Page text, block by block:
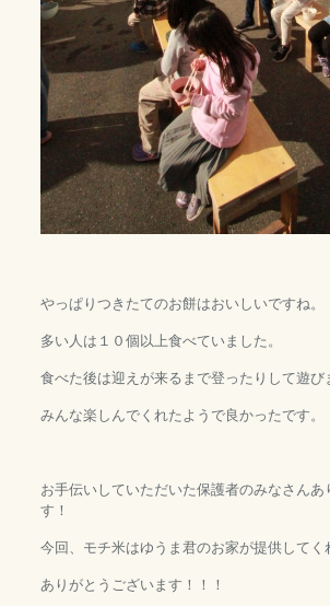
やっぱりつきたてのお餅はおいしいですね。
多い人は１０個以上食べていました。
食べた後は迎えが来るまで登ったりして遊び
みんな楽しんでくれたようで良かったです。
お手伝いしていただいた保護者のみなさんあ
す！
今回、モチ米はゆうま君のお家が提供してく
ありがとうございます！！！